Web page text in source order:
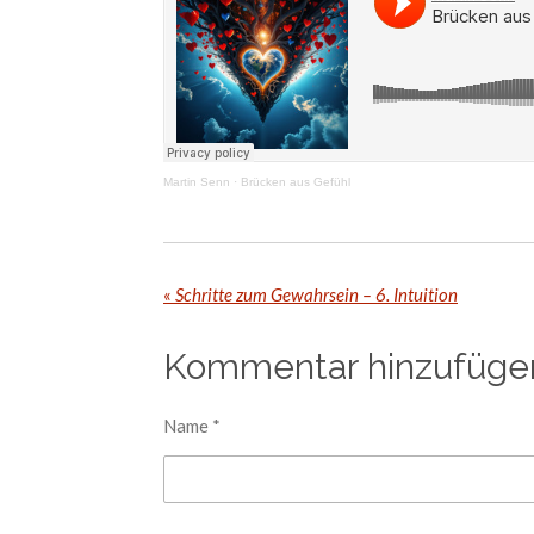
Martin Senn · Brücken aus Gefühl
« Schritte zum Gewahrsein – 6. Intuition
Kommentar
Name *